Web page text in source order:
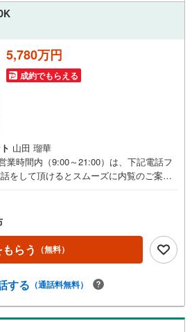
5,780万円
成約でもらえる
山田 瑠華
業時間内（9:00～21:00）は、下記電話フ
をして頂けるとスムーズに内覧のご案内
ど、ご相談くださいませ。ご希望があれ
様の希望に合わせた物件などもご案内を
住まい探しが初めての方へのフォロー体制
す■『何から始めて良いかわからない？』と
、お気軽にお越しください！▽現時点の未
の「安心」を守り続けます。皆様のご来
らう （無料）
する （通話料無料）